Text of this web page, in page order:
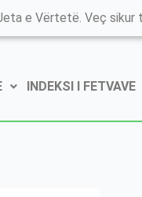
e Vërtetë. Veç sikur
INDEKSI I FETVAVE